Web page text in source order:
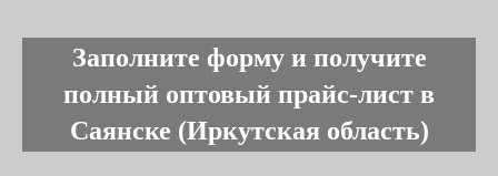
Заполните форму и получите
полный оптовый прайс-лист в
Саянске (Иркутская область)